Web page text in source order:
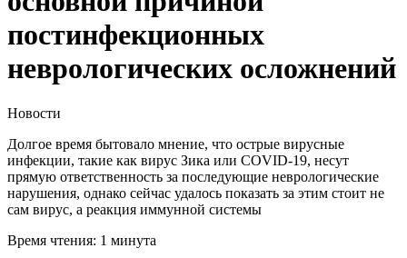
постинфекционных
неврологических осложнений
Новости
Долгое время бытовало мнение, что острые вирусные
инфекции, такие как вирус Зика или COVID-19, несут
прямую ответственность за последующие неврологические
нарушения, однако сейчас удалось показать за этим стоит не
сам вирус, а реакция иммунной системы
Время чтения: 1 минута